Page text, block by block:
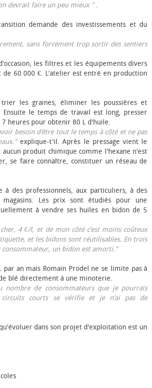
devrait faire un peu mieux ".
demande des investissements et du
sans forcément trop sortir des sentiers
les filtres et les équipements divers
60.000 €. L'atelier est entré en production
les graines, éliminer les poussières et
le temps de travail est long, presser
heures pour obtenir 80 L d'huile.
besoin d’être tout le temps à côté et ne pas
explique-t'il. Après le pressage vient le
produit chimique comme l'hexane n'est
se faire connaître, constituer un réseau de
des professionnels, aux particuliers, à des
Les prix sont étudiés pour une
à vendre ses huiles en bidon de 5
4 €/l, et de mon côté c’est moins coûteux
et les bidons sont réutilisables. En trois
un bidon est amorti."
an mais Romain Prodel ne se limite pas à
blé directement à une minoterie.
nombre de consommateurs que je pourrais
circuits courts se vérifie et je n’ai pas de
dans son projet d'exploitation est un